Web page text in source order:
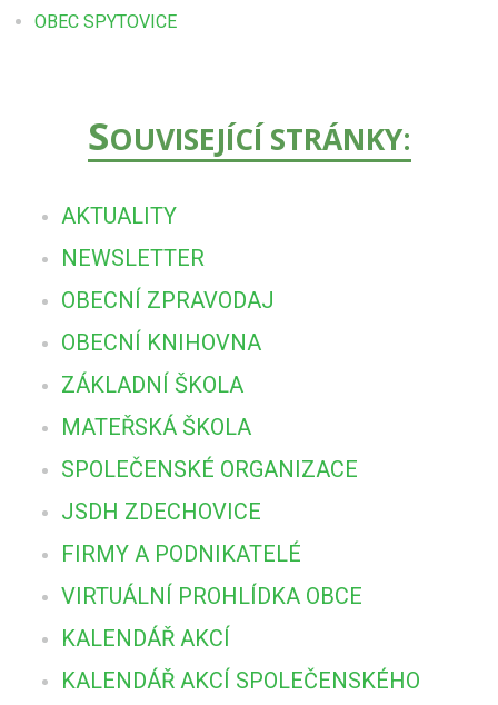
OBEC SPYTOVICE
SOUVISEJÍCÍ STRÁNKY:
AKTUALITY
NEWSLETTER
OBECNÍ ZPRAVODAJ
OBECNÍ KNIHOVNA
ZÁKLADNÍ ŠKOLA
MATEŘSKÁ ŠKOLA
SPOLEČENSKÉ ORGANIZACE
JSDH ZDECHOVICE
FIRMY A PODNIKATELÉ
VIRTUÁLNÍ PROHLÍDKA OBCE
KALENDÁŘ AKCÍ
KALENDÁŘ AKCÍ SPOLEČENSKÉHO